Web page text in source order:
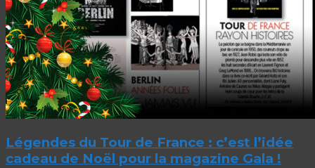
Légendes du Tour de France : c’est l’idée
cadeau de Noël pour la magazine Gala !